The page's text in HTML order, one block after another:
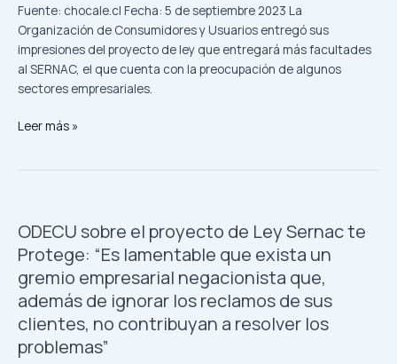
Fuente: chocale.cl Fecha: 5 de septiembre 2023 La
Organización de Consumidores y Usuarios entregó sus
impresiones del proyecto de ley que entregará más facultades
al SERNAC, el que cuenta con la preocupación de algunos
sectores empresariales.
lamentable
que
exista
un
gremio
empresarial
negacionista
no
resolver
los
problemas”
Leer más »
ODECU sobre el proyecto de Ley Sernac te
Protege: “Es lamentable que exista un
gremio empresarial negacionista que,
además de ignorar los reclamos de sus
clientes, no contribuyan a resolver los
problemas”
sobre
el
proyecto
de
Ley
Sernac
te